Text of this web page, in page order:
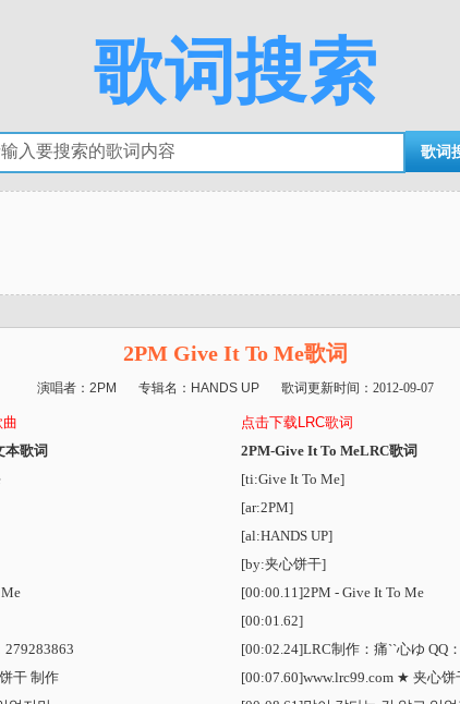
歌词搜索
2PM Give It To Me歌词
演唱者： 2PM 专辑名： HANDS UP 歌词更新时间： 2012-09-07
本歌词
279283863
干 制作
点击下载LRC歌词
2PM-Give It To MeLRC歌词
[ti:Give It To Me]
[ar:2PM]
[al:HANDS UP]
[by:夹心饼干]
[00:00.11]2PM - Give It To Me
[00:01.62]
[00:02.24]LRC制作：痛``心ゆ QQ
[00:07.60]www.lrc99.com ★ 夹心饼